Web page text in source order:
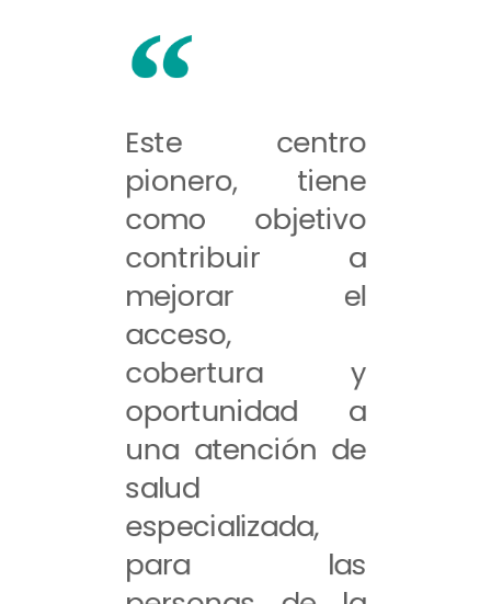
Este centro
pionero, tiene
como objetivo
contribuir a
mejorar el
acceso,
cobertura y
oportunidad a
una atención de
salud
especializada,
para las